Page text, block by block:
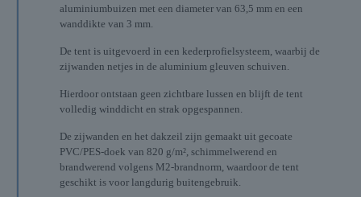
aluminiumbuizen met een diameter van 63,5 mm en een
wanddikte van 3 mm.
De tent is uitgevoerd in een kederprofielsysteem, waarbij de
zijwanden netjes in de aluminium gleuven schuiven.
Hierdoor ontstaan geen zichtbare lussen en blijft de tent
volledig winddicht en strak opgespannen.
De zijwanden en het dakzeil zijn gemaakt uit gecoate
PVC/PES-doek van 820 g/m², schimmelwerend en
brandwerend volgens M2-brandnorm, waardoor de tent
geschikt is voor langdurig buitengebruik.